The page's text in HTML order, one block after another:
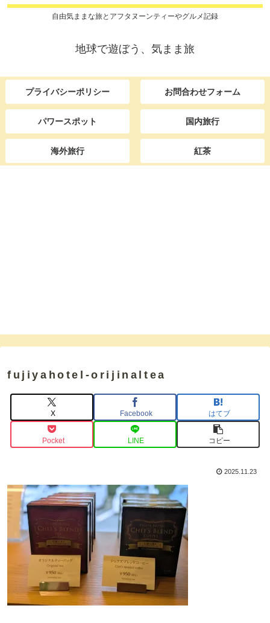
自由気ままな旅とアフタヌーンティーやグルメ記録
地球で遊ぼう、気まま旅
プライバシーポリシー お問合わせフォーム
パワースポット 国内旅行
海外旅行 紅茶
fujiyahotel-orijinaltea
X Facebook はてブ
Pocket LINE コピー
2025.11.23